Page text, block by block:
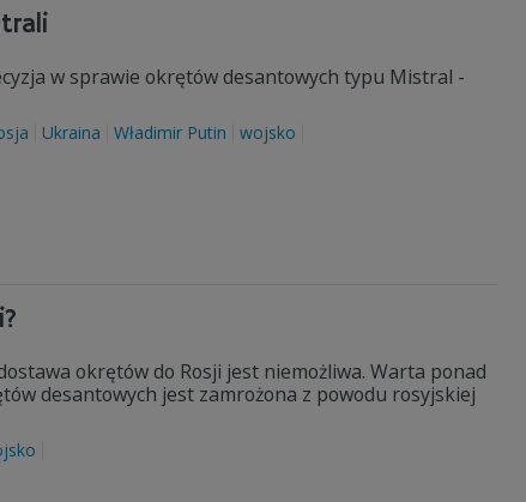
w sprawie okrętów desantowych typu Mistral -
Ukraina Władimir Putin wojsko
okrętów do Rosji jest niemożliwa. Warta ponad
desantowych jest zamrożona z powodu rosyjskiej